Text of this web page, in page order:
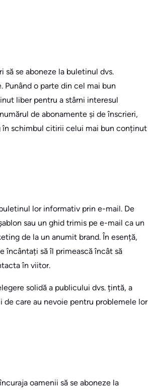
se aboneze la buletinul dvs.
o parte din cel mai bun
liber pentru a stârni interesul
de abonamente și de înscrieri,
schimbul citirii celui mai bun conținut
lor informativ prin e-mail. De
sau un ghid trimis pe e-mail ca un
de la un anumit brand. În esență,
încântați să îl primească încât să
în viitor.
solidă a publicului dvs. țintă, a
care au nevoie pentru problemele lor
oamenii să se aboneze la